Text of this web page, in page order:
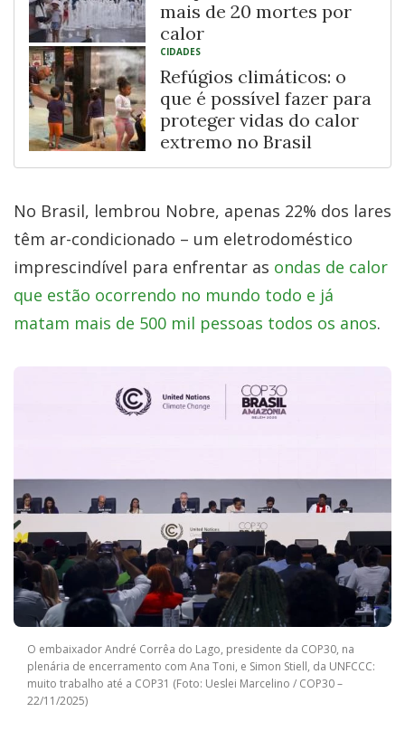
mais de 20 mortes por
calor
CIDADES
Refúgios climáticos: o
que é possível fazer para
proteger vidas do calor
extremo no Brasil
No Brasil, lembrou Nobre, apenas 22% dos lares
têm ar-condicionado – um eletrodoméstico
imprescindível para enfrentar as ondas de calor
que estão ocorrendo no mundo todo e já
matam mais de 500 mil pessoas todos os anos.
O embaixador André Corrêa do Lago, presidente da COP30, na
plenária de encerramento com Ana Toni, e Simon Stiell, da UNFCCC:
muito trabalho até a COP31 (Foto: Ueslei Marcelino / COP30 –
22/11/2025)